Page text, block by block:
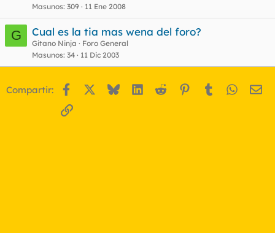
a
Masunos 309 11 Ene 2008
G Cual es la tia mas wena del foro?
Gitano Ninja
Foro General
Masunos 34 11 Dic 2003
Compartir: Facebook BlueskyLinkedIn
Reddit Pinterest
Tumblr
Enlace